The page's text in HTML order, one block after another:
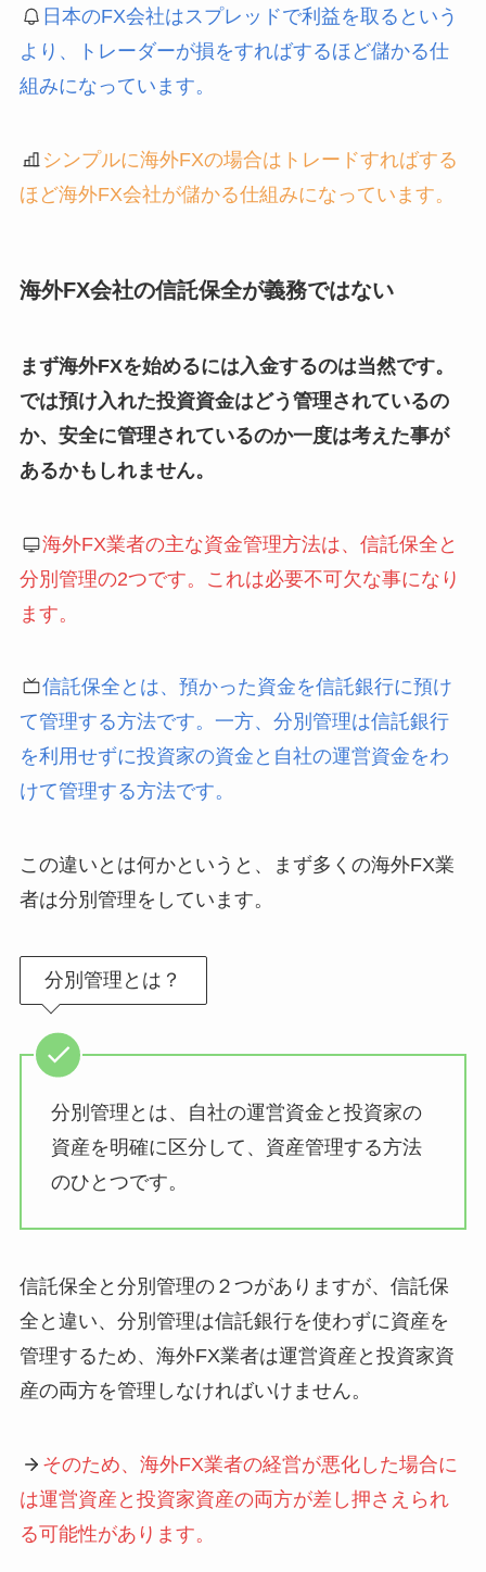
日本のFX会社はスプレッドで利益を取るという
より、トレーダーが損をすればするほど儲かる仕
組みになっています。
シンプルに海外FXの場合はトレードすればする
ほど海外FX会社が儲かる仕組みになっています。
海外FX会社の信託保全が義務ではない
まず海外FXを始めるには入金するのは当然です。
では預け入れた投資資金はどう管理されているの
か、安全に管理されているのか一度は考えた事が
あるかもしれません。
海外FX業者の主な資金管理方法は、信託保全と
分別管理の2つです。これは必要不可欠な事になり
ます。
信託保全とは、預かった資金を信託銀行に預け
て管理する方法です。一方、分別管理は信託銀行
を利用せずに投資家の資金と自社の運営資金をわ
けて管理する方法です。
この違いとは何かというと、まず多くの海外FX業
者は分別管理をしています。
分別管理とは？
分別管理とは、自社の運営資金と投資家の
資産を明確に区分して、資産管理する方法
のひとつです。
信託保全と分別管理の２つがありますが、信託保
全と違い、分別管理は信託銀行を使わずに資産を
管理するため、海外FX業者は運営資産と投資家資
産の両方を管理しなければいけません。
そのため、海外FX業者の経営が悪化した場合に
は運営資産と投資家資産の両方が差し押さえられ
る可能性があります。